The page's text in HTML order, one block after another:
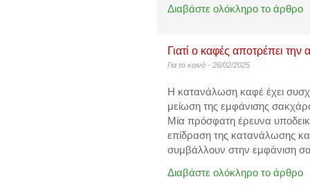
Από την ανάλυση είχαν εξαιρεθεί
στατιστικές μέθοδοι, που απέκλεισαν
άλλους παράγοντες που επιδρούν
εμφάνιση της αρρυθμίας, όπως η
διαβήτης.
Διαβάστε ολόκληρο το άρθρο
Γιατί ο καφές αποτρέπει την
Για το κοινό - 26/02/2025
Η κατανάλωση καφέ έχει
μείωση της εμφάνισης
Μία πρόσφατη έρευνα
επίδραση της κατανάλωσης
συμβάλλουν στην εμφάνιση
Διαβάστε ολόκληρο το άρθρο